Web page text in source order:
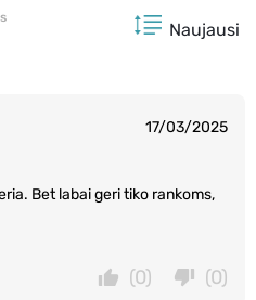
Naujausi
17/03/2025
Bet labai geri tiko rankoms,
(0)
(0)